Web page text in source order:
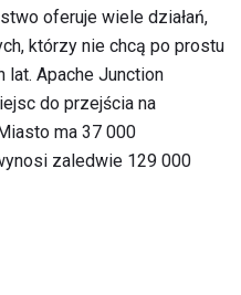
oferuje wiele działań,
którzy nie chcą po prostu
lat. Apache Junction
do przejścia na
ma 37 000
zaledwie 129 000